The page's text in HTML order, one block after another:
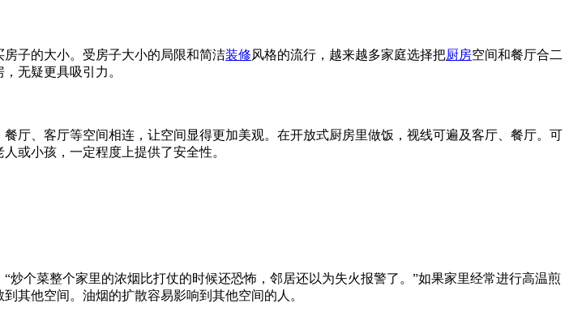
子的大小。受房子大小的局限和简洁装修风格的流行，越来越多家庭选择把厨房空间和餐厅合二
无疑更具吸引力。
厅、客厅等空间相连，让空间显得更加美观。在开放式厨房里做饭，视线可遍及客厅、餐厅。可
或小孩，一定程度上提供了安全性。
个菜整个家里的浓烟比打仗的时候还恐怖，邻居还以为失火报警了。”如果家里经常进行高温煎
其他空间。油烟的扩散容易影响到其他空间的人。